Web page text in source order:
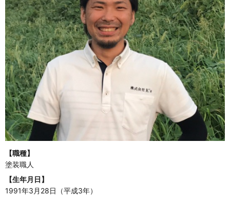
【職種】
塗装職人
【生年月日】
1991年3月28日（平成3年）